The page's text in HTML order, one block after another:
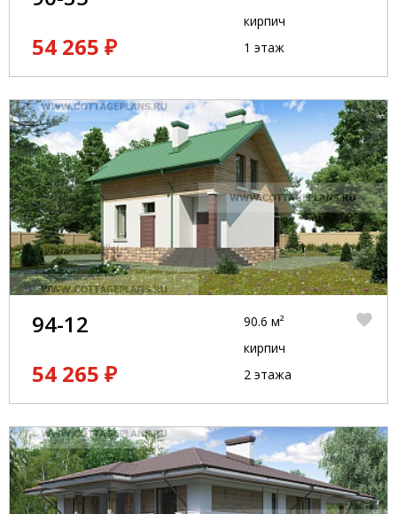
54 265 ₽
кирпич
1 этаж
94-12
54 265 ₽
90.6 м²
кирпич
2 этажа